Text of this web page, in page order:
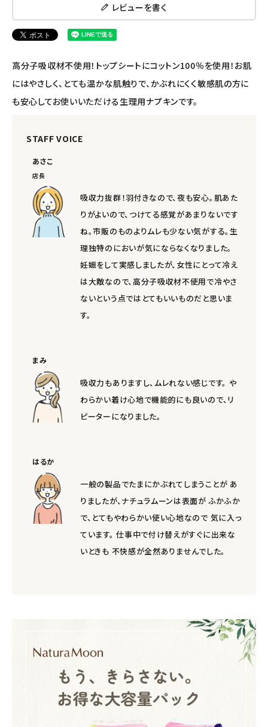
レビューを書く
高分子吸収材不使用！トップシートにコットン100％を使用！お肌
にはやさしく、とても温かな肌触りで、かぶれにくく敏感肌の方に
も安心してお使いいただける生理用ナプキンです。
STAFF VOICE
あさこ
店長
吸収力抜群！羽付きなので、夜も安心。肌あた
りがよいので、つけてる感覚があまりないです
ね。市販のものよりムレも少ない気がする。生
理独特のにおいが気にならなくなりました。
妊娠をして実感しましたが、女性にとって冷え
は大敵なので、高分子吸収材不使用で冷やさ
ないという点ではとてもいいものだと思いま
す。
まみ
吸収力もありますし、ムレれない感じです。 や
わらかい着け心地で機能的にも良いので、リ
ピーターになりました。
はるか
一般の製品でたまにかぶれてしまうことが あ
りましたが、ナチュラムーンは表面が ふかふか
で、とてもやわらかい使い心地なので 気に入っ
ています。 仕事中で付け替えがすぐに出来な
いときも 不快感が全然ありませんでした。